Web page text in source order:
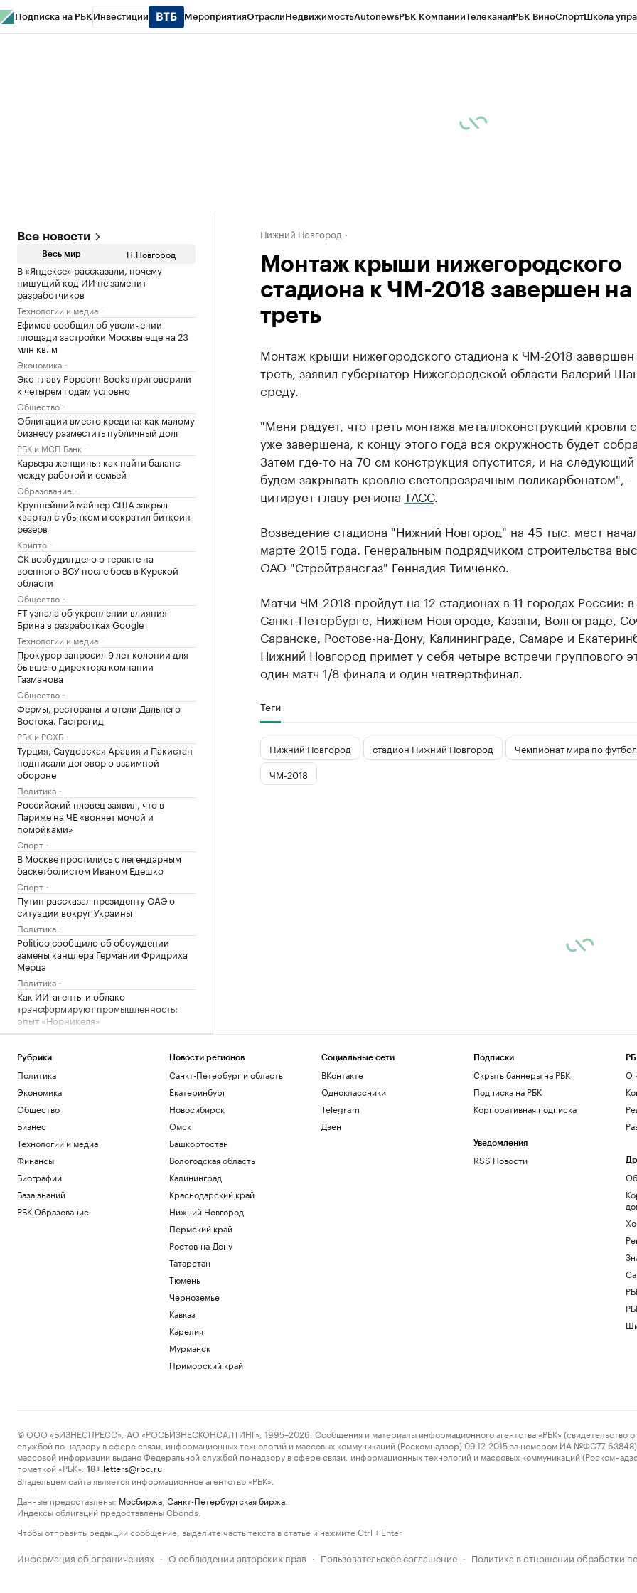
Подписка на РБК Инвестиции МероприятияОтраслиНедвижимостьAutonewsРБК КомпанииТелеканалРБК ВиноСпортШкола
Все новости
Весь мир Н.Новгород
В «Яндексе» рассказали, почему
пишущий код ИИ не заменит
разработчиков
Технологии и медиа
Ефимов сообщил об увеличении
площади застройки Москвы еще на 23
млн кв. м
Экономика
Экс-главу Popcorn Books приговорили
к четырем годам условно
Общество
Облигации вместо кредита: как малому
бизнесу разместить публичный долг
РБК и МСП Банк
Карьера женщины: как найти баланс
между работой и семьей
Образование
Крупнейший майнер США закрыл
квартал с убытком и сократил биткоин-
резерв
Крипто
СК возбудил дело о теракте на
военного ВСУ после боев в Курской
области
Общество
FT узнала об укреплении влияния
Брина в разработках Google
Технологии и медиа
Прокурор запросил 9 лет колонии для
бывшего директора компании
Газманова
Общество
Фермы, рестораны и отели Дальнего
Востока. Гастрогид
РБК и РСХБ
Турция, Саудовская Аравия и Пакистан
подписали договор о взаимной
обороне
Политика
Российский пловец заявил, что в
Париже на ЧЕ «воняет мочой и
помойками»
Спорт
В Москве простились с легендарным
баскетболистом Иваном Едешко
Спорт
Путин рассказал президенту ОАЭ о
ситуации вокруг Украины
Политика
Politico сообщило об обсуждении
замены канцлера Германии Фридриха
Мерца
Политика
Как ИИ-агенты и облако
трансформируют промышленность:
опыт «Норникеля»
РБК и Yandex Cloud
приостановили работу из-за
надвигающегося тайфуна
Экономика
В России вырос спрос на аппаратные
криптокошельки. В чем дело
Крипто
Эксперты объяснили, зачем взрослым
получать дополнительное
Общество
Wildberries сообщила о партнерских
хабах для хранения товаров продавцов
Нижний Новгород
Монтаж крыши нижегородского
стадиона к ЧМ-2018 завершен на
треть
Монтаж крыши нижегородского стадиона к ЧМ-2018 завершен
треть, заявил ​губернатор Нижегородской области Валерий
среду.
"Меня радует, что треть монтажа металлоконструкций кровли
уже завершена, к концу этого года вся окружность будет
Затем где-то на 70 см конструкция опустится, и на следующий
будем закрывать кровлю светопрозрачным поликарбонатом", -
цитирует главу региона ТАСС.
Возведение стадиона "Нижний Новгород" на 45 тыс. мест
марте 2015 года. Генеральным подрядчиком строительства
ОАО "Стройтрансгаз" Геннадия Тимченко.
Матчи ЧМ-2018 пройдут на 12 стадионах в 11 городах России:
Санкт-Петербурге, Нижнем Новгороде, Казани, Волгограде,
Саранске, Ростове-на-Дону, Калининграде, Самаре и
Нижний Новгород примет у себя четыре встречи группового
один матч 1/8 финала и один четвертьфинал.
Теги
Нижний Новгород стадион Нижний Новгород
Чемпионат мира по
ЧМ-2018
Рубрики
Политика
Экономика
Общество
Бизнес
Технологии и медиа
Финансы
Биографии
База знаний
РБК Образование
Новости регионов
Санкт-Петербург и область
Екатеринбург
Новосибирск
Омск
Башкортостан
Вологодская область
Калининград
Краснодарский край
Нижний Новгород
Пермский край
Ростов-на-Дону
Татарстан
Тюмень
Черноземье
Кавказ
Карелия
Мурманск
Приморский край
Социальные сети
ВКонтакте
Одноклассники
Telegram
Дзен
Подписки
Скрыть баннеры на РБК
Подписка на РБК
Корпоративная подписка
Уведомления
RSS Новости
О
© ООО «БИЗНЕСПРЕСС», АО «РОСБИЗНЕСКОНСАЛТИНГ», 1995–2026. Сообщения и материалы информационного агентства «РБК» (свидетельство о
службой по надзору в сфере связи, информационных технологий и массовых коммуникаций (Роскомнадзор) 09.12.2015 за номером ИА №ФС77-63848)
массовой информации выдано Федеральной службой по надзору в сфере связи, информационных технологий и массовых коммуникаций
пометкой «РБК».
18+ letters@rbc.ru
Владельцем сайта является информационное агентство «РБК».
Данные предоставлены: Мосбиржа Санкт-Петербургская биржа
Индексы облигаций предоставлены Cbonds.
Чтобы отправить редакции сообщение, выделите часть текста в статье и нажмите Ctrl + Enter
Информация об ограничениях · О соблюдении авторских прав · Пользовательское соглашение · Политика в отношении обработки